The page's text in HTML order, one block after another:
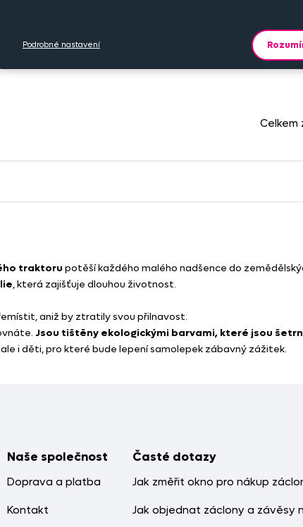
1
traktoru potěší každého malého nadšence do
, která zajišťuje dlouhou životnost.
aniž by ztratily svou přilnavost.
Jsou tištěny ekologickými barvami, které jsou
i děti, pro které bude lepení samolepek zábavný zážitek.
Naše společnost
Doprava a platba
Kontakt
Časté dotazy
Jak změřit okno pro nákup
Jak objednat záclony a závěsy
Podrobné nastavení